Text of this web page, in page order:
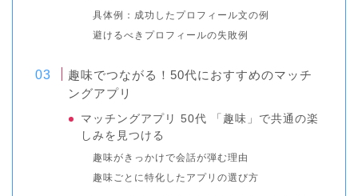
具体例：成功したプロフィール文の例
避けるべきプロフィールの失敗例
趣味でつながる！50代におすすめのマッチ
ングアプリ
マッチングアプリ 50代 「趣味」で共通の楽
しみを見つける
趣味がきっかけで会話が弾む理由
趣味ごとに特化したアプリの選び方